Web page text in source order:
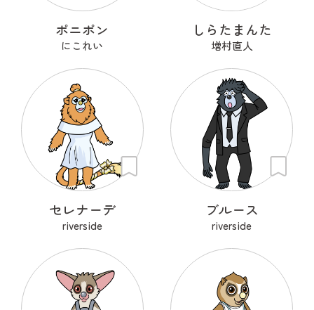
ポニポン
にこれい
しらたまんた
増村直人
セレナーデ
riverside
ブルース
riverside